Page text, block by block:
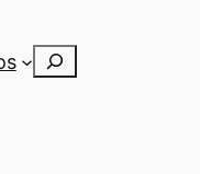
Rechercher